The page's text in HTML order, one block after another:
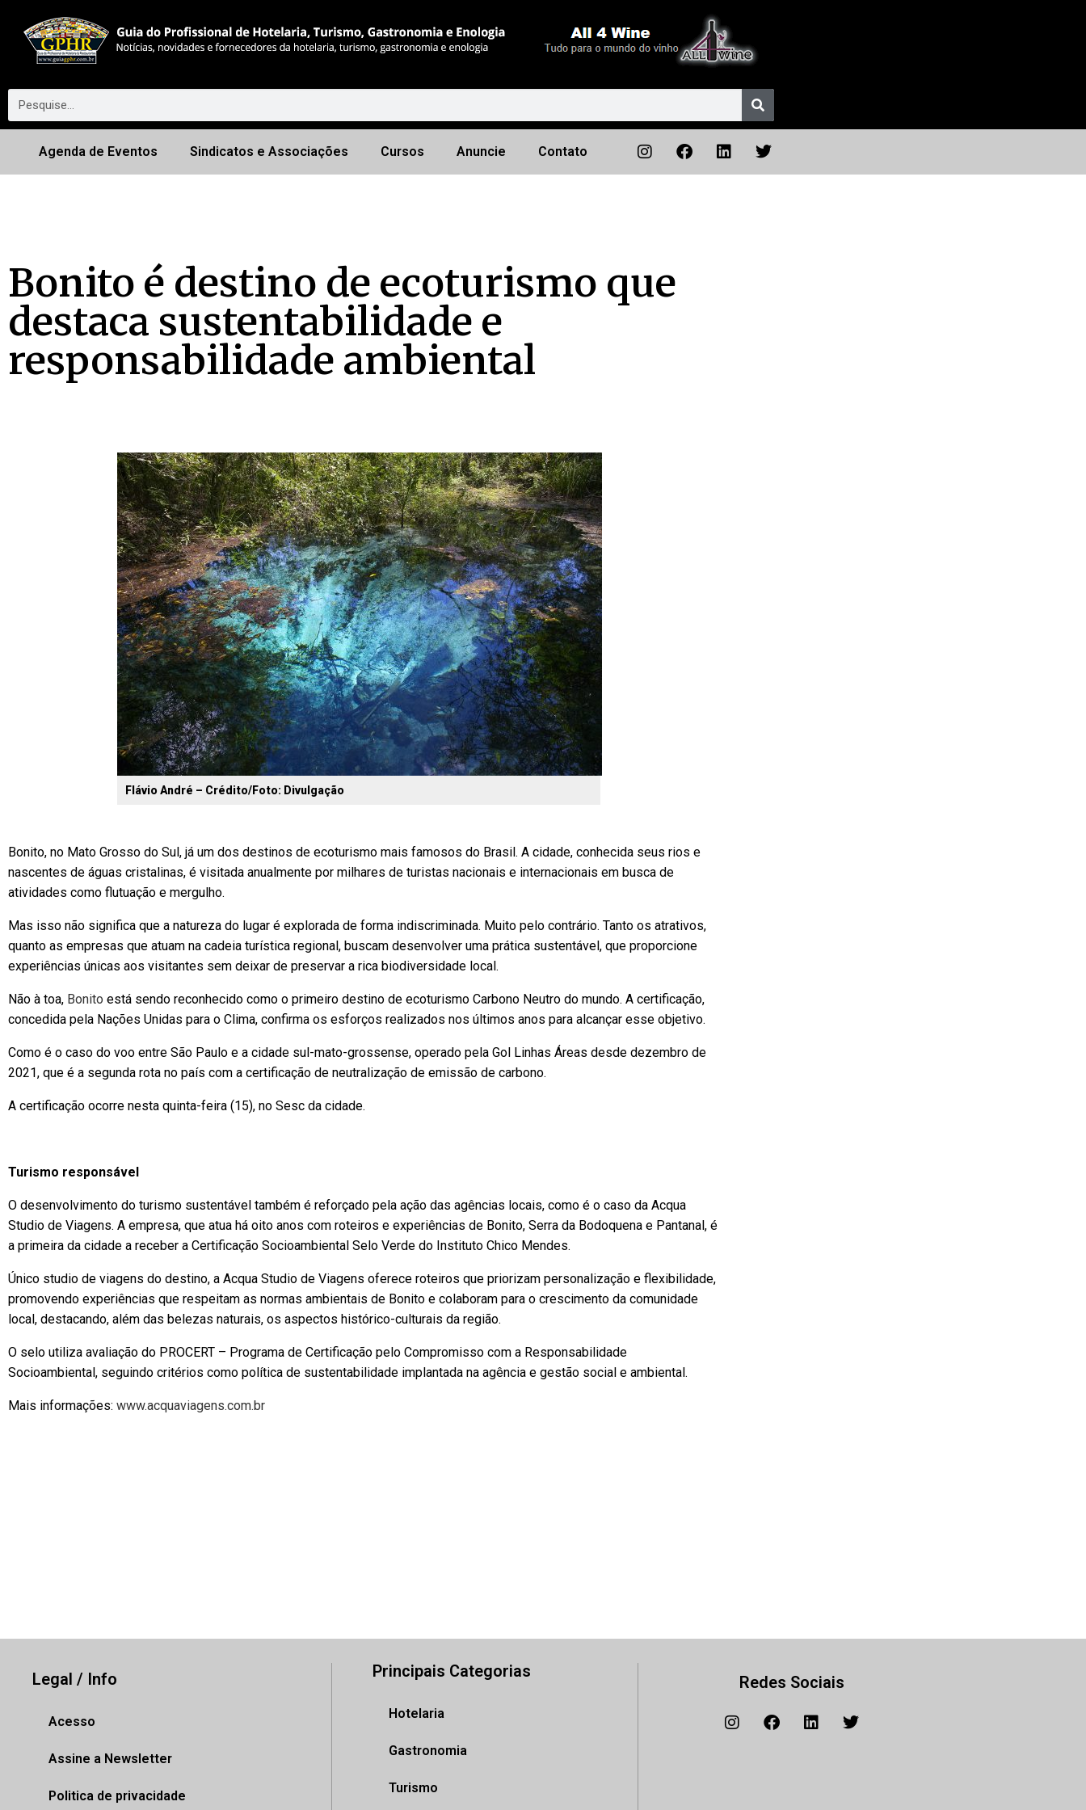
Agenda de Eventos Sindicatos e Associações Cursos Anuncie Contato
Bonito é destino de ecoturismo que
destaca sustentabilidade e
responsabilidade ambiental
Flávio André – Crédito/Foto: Divulgação
Bonito, no Mato Grosso do Sul, já um dos destinos de ecoturismo mais famosos do Brasil. A cidade, conhecida seus rios e
nascentes de águas cristalinas, é visitada anualmente por milhares de turistas nacionais e internacionais em busca de
atividades como flutuação e mergulho.
Mas isso não significa que a natureza do lugar é explorada de forma indiscriminada. Muito pelo contrário. Tanto os atrativos,
quanto as empresas que atuam na cadeia turística regional, buscam desenvolver uma prática sustentável, que proporcione
experiências únicas aos visitantes sem deixar de preservar a rica biodiversidade local.
Não à toa, Bonito está sendo reconhecido como o primeiro destino de ecoturismo Carbono Neutro do mundo. A certificação,
concedida pela Nações Unidas para o Clima, confirma os esforços realizados nos últimos anos para alcançar esse objetivo.
Como é o caso do voo entre São Paulo e a cidade sul-mato-grossense, operado pela Gol Linhas Áreas desde dezembro de
2021, que é a segunda rota no país com a certificação de neutralização de emissão de carbono.
A certificação ocorre nesta quinta-feira (15), no Sesc da cidade.
Turismo responsável
O desenvolvimento do turismo sustentável também é reforçado pela ação das agências locais, como é o caso da Acqua
Studio de Viagens. A empresa, que atua há oito anos com roteiros e experiências de Bonito, Serra da Bodoquena e Pantanal, é
a primeira da cidade a receber a Certificação Socioambiental Selo Verde do Instituto Chico Mendes.
Único studio de viagens do destino, a Acqua Studio de Viagens oferece roteiros que priorizam personalização e flexibilidade,
promovendo experiências que respeitam as normas ambientais de Bonito e colaboram para o crescimento da comunidade
local, destacando, além das belezas naturais, os aspectos histórico-culturais da região.
O selo utiliza avaliação do PROCERT – Programa de Certificação pelo Compromisso com a Responsabilidade
Socioambiental, seguindo critérios como política de sustentabilidade implantada na agência e gestão social e ambiental.
Mais informações: www.acquaviagens.com.br
Legal / Info
Acesso
Assine a Newsletter
Politica de privacidade
Principais Categorias
Hotelaria
Gastronomia
Turismo
Redes Sociais